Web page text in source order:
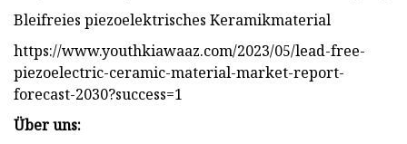
Bleifreies piezoelektrisches Keramikmaterial
https://www.youthkiawaaz.com/2023/05/lead-free-
piezoelectric-ceramic-material-market-report-
forecast-2030?success=1
Über uns: